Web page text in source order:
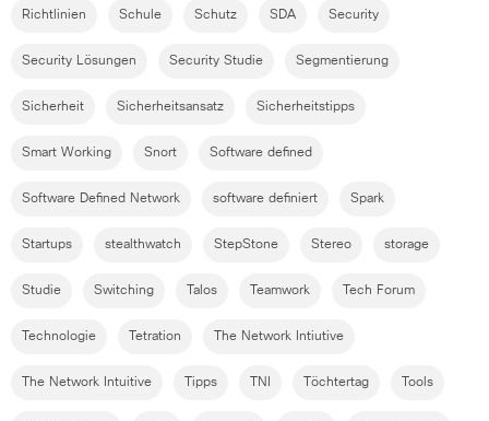
Richtlinien Schule Schutz SDA Security
Security Lösungen Security Studie Segmentierung
Sicherheit Sicherheitsansatz Sicherheitstipps
Smart Working Snort Software defined
Software Defined Network software definiert Spark
Startups stealthwatch StepStone Stereo storage
Studie Switching Talos Teamwork Tech Forum
Technologie Tetration The Network Intiutive
The Network Intuitive Tipps TNI Töchtertag Tools